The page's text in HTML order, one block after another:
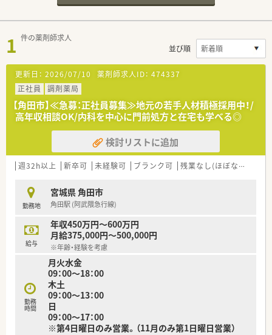
1 件の薬剤師求人
並び順
更新日： 2026/07/10 薬剤師求人ID： 474337
正社員
調剤薬局
【角田市】≪急募：正社員募集≫地元の若手人材積極採用中！/
高年収相談OK/内科を中心に門前処方と在宅も学べる◎
検討リストに追加
週32h以上 新卒可 未経験可 ブランク可 残業なし(ほぼなし含む)
勤務地
宮城県 角田市
角田駅 (阿武隈急行線)
給与
年収450万円～600万円
月給375,000円～500,000円
※年齢・経験を考慮
勤務
時間
月火水金
09：00～18：00
木土
09：00～13：00
日
09：00～17：00
※第4日曜日のみ営業。（11月のみ第1日曜日営業）